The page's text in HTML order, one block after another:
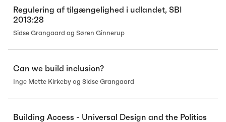
Regulering af tilgængelighed i udlandet, SBI
2013:28
Sidse Grangaard og Søren Ginnerup
Can we build inclusion?
Inge Mette Kirkeby og Sidse Grangaard
Building Access - Universal Design and the Politics